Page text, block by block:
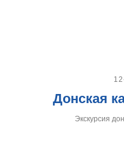
Донская
Экскурсия